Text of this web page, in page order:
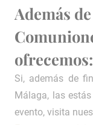
Además
ofrecemos:
Si, además de
Málaga, las
evento, visita